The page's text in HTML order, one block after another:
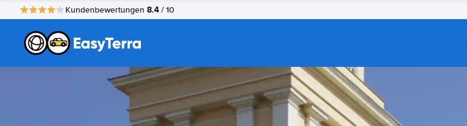
Kundenbewertungen 8.4 / 10